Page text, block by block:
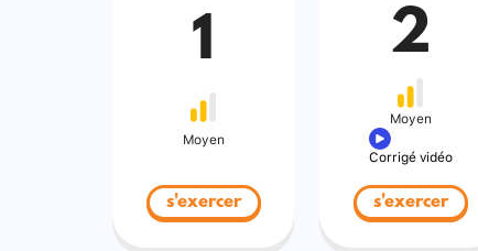
1
Moyen
s'exercer
2
Moyen
Corrigé vidéo
s'exercer